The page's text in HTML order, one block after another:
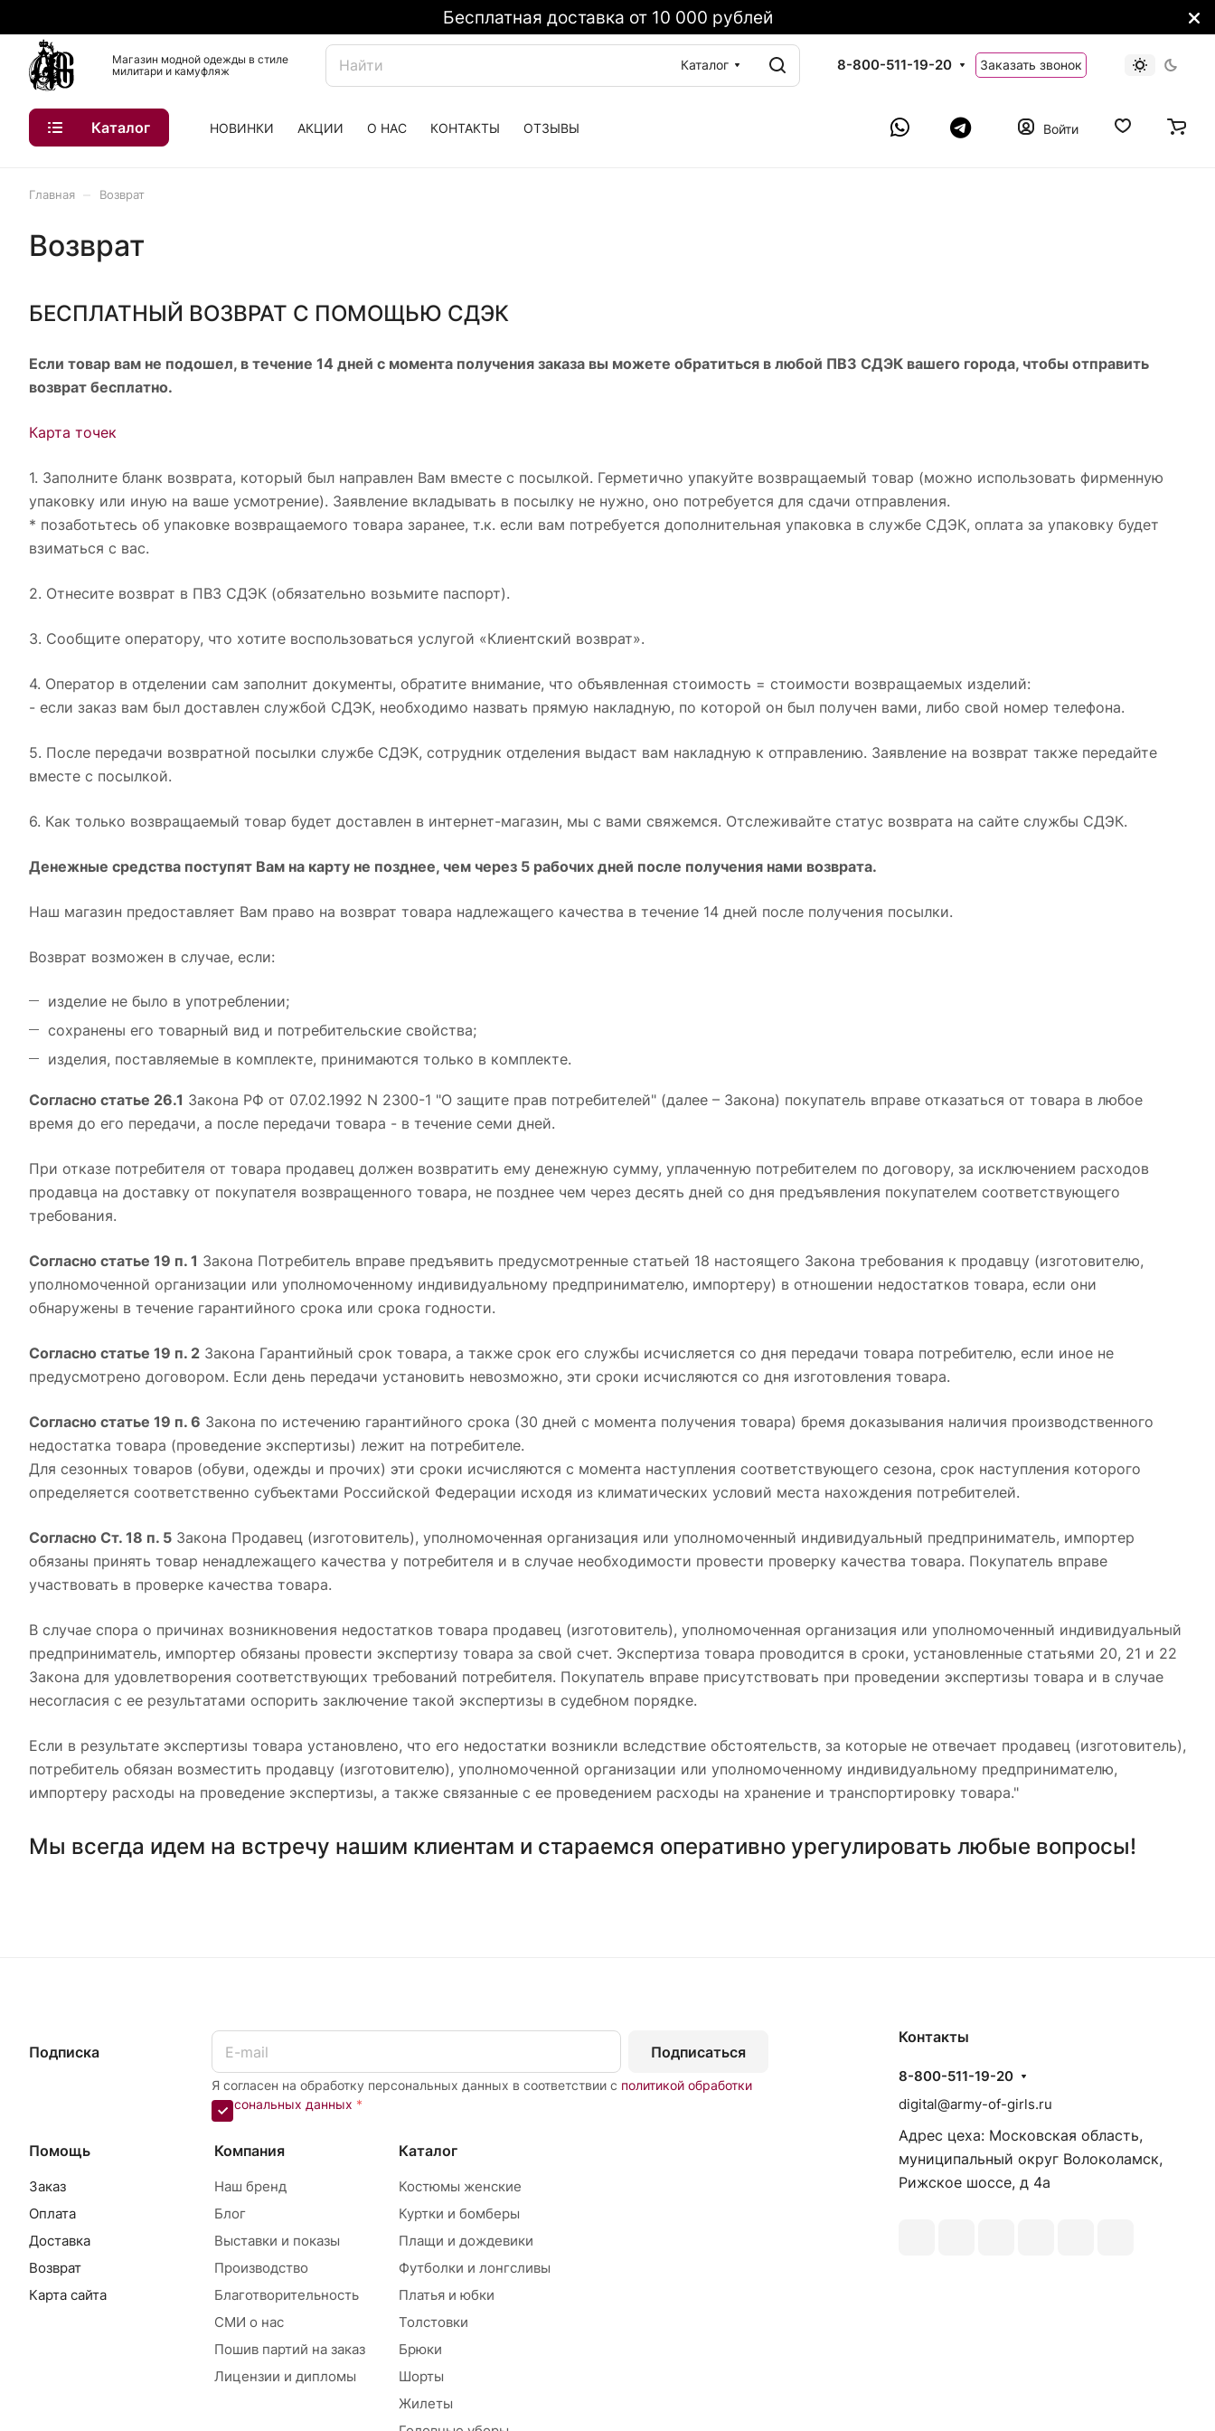
Бесплатная доставка от 10 000 рублей
Магазин модной одежды в стиле
милитари и камуфляж
Каталог 8-800-511-19-20 Заказать звонок
Каталог НОВИНКИ АКЦИИ О НАС КОНТАКТЫ ОТЗЫВЫ Войти
Главная Возврат
Возврат
БЕСПЛАТНЫЙ ВОЗВРАТ С ПОМОЩЬЮ СДЭК
Если товар вам не подошел, в течение 14 дней с момента получения заказа вы можете обратиться в любой ПВЗ СДЭК вашего города, чтобы отправить
возврат бесплатно.
Карта точек
1. Заполните бланк возврата, который был направлен Вам вместе с посылкой. Герметично упакуйте возвращаемый товар (можно использовать фирменную
упаковку или иную на ваше усмотрение). Заявление вкладывать в посылку не нужно, оно потребуется для сдачи отправления.
* позаботьтесь об упаковке возвращаемого товара заранее, т.к. если вам потребуется дополнительная упаковка в службе СДЭК, оплата за упаковку будет
взиматься с вас.
2. Отнесите возврат в ПВЗ СДЭК (обязательно возьмите паспорт).
3. Сообщите оператору, что хотите воспользоваться услугой «Клиентский возврат».
4. Оператор в отделении сам заполнит документы, обратите внимание, что объявленная стоимость = стоимости возвращаемых изделий:
- если заказ вам был доставлен службой СДЭК, необходимо назвать прямую накладную, по которой он был получен вами, либо свой номер телефона.
5. После передачи возвратной посылки службе СДЭК, сотрудник отделения выдаст вам накладную к отправлению. Заявление на возврат также передайте
вместе с посылкой.
6. Как только возвращаемый товар будет доставлен в интернет-магазин, мы с вами свяжемся. Отслеживайте статус возврата на сайте службы СДЭК.
Денежные средства поступят Вам на карту не позднее, чем через 5 рабочих дней после получения нами возврата.
Наш магазин предоставляет Вам право на возврат товара надлежащего качества в течение 14 дней после получения посылки.
Возврат возможен в случае, если:
изделие не было в употреблении;
сохранены его товарный вид и потребительские свойства;
изделия, поставляемые в комплекте, принимаются только в комплекте.
Согласно статье 26.1 Закона РФ от 07.02.1992 N 2300-1 "О защите прав потребителей" (далее – Закона) покупатель вправе отказаться от товара в любое
время до его передачи, а после передачи товара - в течение семи дней.
При отказе потребителя от товара продавец должен возвратить ему денежную сумму, уплаченную потребителем по договору, за исключением расходов
продавца на доставку от покупателя возвращенного товара, не позднее чем через десять дней со дня предъявления покупателем соответствующего
требования.
Согласно статье 19 п. 1 Закона Потребитель вправе предъявить предусмотренные статьей 18 настоящего Закона требования к продавцу (изготовителю,
уполномоченной организации или уполномоченному индивидуальному предпринимателю, импортеру) в отношении недостатков товара, если они
обнаружены в течение гарантийного срока или срока годности.
Согласно статье 19 п. 2 Закона Гарантийный срок товара, а также срок его службы исчисляется со дня передачи товара потребителю, если иное не
предусмотрено договором. Если день передачи установить невозможно, эти сроки исчисляются со дня изготовления товара.
Согласно статье 19 п. 6 Закона по истечению гарантийного срока (30 дней с момента получения товара) бремя доказывания наличия производственного
недостатка товара (проведение экспертизы) лежит на потребителе.
Для сезонных товаров (обуви, одежды и прочих) эти сроки исчисляются с момента наступления соответствующего сезона, срок наступления которого
определяется соответственно субъектами Российской Федерации исходя из климатических условий места нахождения потребителей.
Согласно Ст. 18 п. 5 Закона Продавец (изготовитель), уполномоченная организация или уполномоченный индивидуальный предприниматель, импортер
обязаны принять товар ненадлежащего качества у потребителя и в случае необходимости провести проверку качества товара. Покупатель вправе
участвовать в проверке качества товара.
В случае спора о причинах возникновения недостатков товара продавец (изготовитель), уполномоченная организация или уполномоченный индивидуальный
предприниматель, импортер обязаны провести экспертизу товара за свой счет. Экспертиза товара проводится в сроки, установленные статьями 20, 21 и 22
Закона для удовлетворения соответствующих требований потребителя. Покупатель вправе присутствовать при проведении экспертизы товара и в случае
несогласия с ее результатами оспорить заключение такой экспертизы в судебном порядке.
Если в результате экспертизы товара установлено, что его недостатки возникли вследствие обстоятельств, за которые не отвечает продавец (изготовитель),
потребитель обязан возместить продавцу (изготовителю), уполномоченной организации или уполномоченному индивидуальному предпринимателю,
импортеру расходы на проведение экспертизы, а также связанные с ее проведением расходы на хранение и транспортировку товара."
Мы всегда идем на встречу нашим клиентам и стараемся оперативно урегулировать любые вопросы!
Подписка
Я согласен на обработку персональных данных в соответствии с политикой обработки
персональных данных *
Подписаться
Помощь
Заказ
Оплата
Доставка
Возврат
Карта сайта
Компания
Наш бренд
Блог
Выставки и показы
Производство
Благотворительность
СМИ о нас
Пошив партий на заказ
Лицензии и дипломы
Каталог
Костюмы женские
Куртки и бомберы
Плащи и дождевики
Футболки и лонгсливы
Платья и юбки
Толстовки
Брюки
Шорты
Жилеты
Контакты
8-800-511-19-20
digital@army-of-girls.ru
Адрес цеха: Московская область,
муниципальный округ Волоколамск,
Рижское шоссе, д 4а